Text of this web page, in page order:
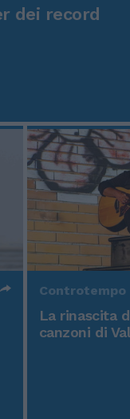
dei record
Controtempo
La rinascita
canzoni di